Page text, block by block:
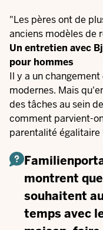
"Les pères ont de
anciens modèles de
Un entretien avec
pour hommes
Il y a un
modernes. Mais
des tâches au sein
comment parvient-
parentalité égalitaire
montrent
souhaitent
temps avec